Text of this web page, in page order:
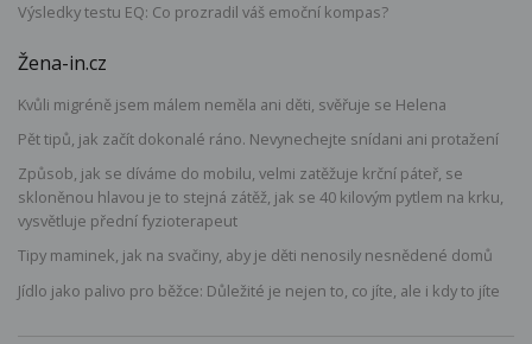
Výsledky testu EQ: Co prozradil váš emoční kompas?
Žena-in.cz
Kvůli migréně jsem málem neměla ani děti, svěřuje se Helena
Pět tipů, jak začít dokonalé ráno. Nevynechejte snídani ani protažení
Způsob, jak se díváme do mobilu, velmi zatěžuje krční páteř, se
skloněnou hlavou je to stejná zátěž, jak se 40 kilovým pytlem na krku,
vysvětluje přední fyzioterapeut
Tipy maminek, jak na svačiny, aby je děti nenosily nesnědené domů
Jídlo jako palivo pro běžce: Důležité je nejen to, co jíte, ale i kdy to jíte